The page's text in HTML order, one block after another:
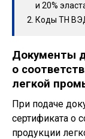
и 20%
Коды ТН
Документы
о
легкой
При подаче
сертификата о
продукции